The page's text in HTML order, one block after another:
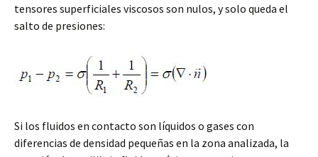
tensores superficiales viscosos son nulos, y solo queda el
salto de presiones:
Si los fluidos en contacto son líquidos o gases con
diferencias de densidad pequeñas en la zona analizada, la